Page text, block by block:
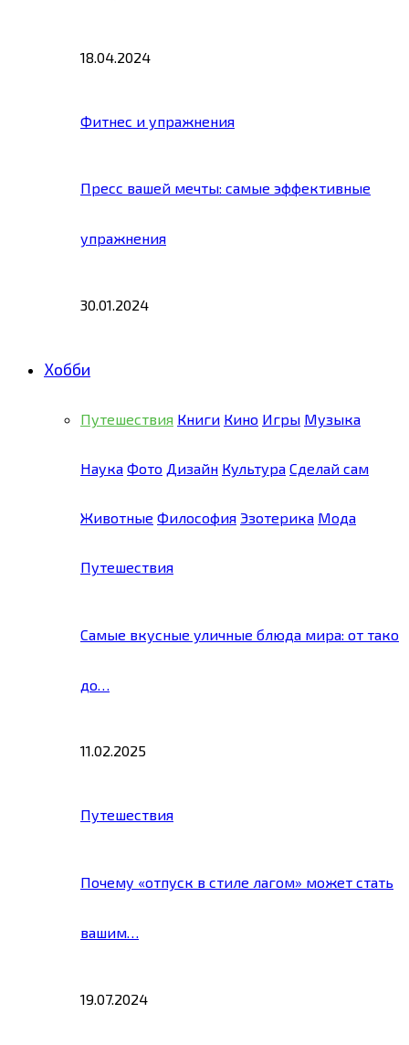
18.04.2024
Фитнес и упражнения
Пресс вашей мечты: самые эффективные
упражнения
30.01.2024
Хобби
Путешествия Книги Кино Игры Музыка
Наука Фото Дизайн Культура Сделай сам
Животные Философия Эзотерика Мода
Путешествия
Самые вкусные уличные блюда мира: от тако
до…
11.02.2025
Путешествия
Почему «отпуск в стиле лагом» может стать
вашим…
19.07.2024